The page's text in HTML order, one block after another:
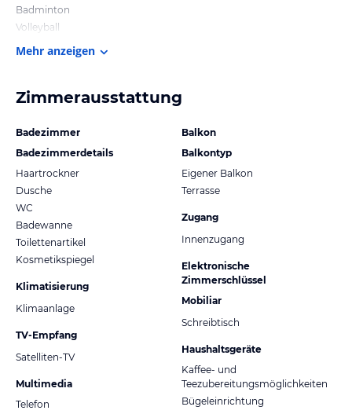
Badminton
Volleyball
Mehr anzeigen
Zimmerausstattung
Badezimmer
Badezimmerdetails
Haartrockner
Dusche
WC
Badewanne
Toilettenartikel
Kosmetikspiegel
Klimatisierung
Klimaanlage
TV-Empfang
Satelliten-TV
Multimedia
Telefon
Balkon
Balkontyp
Eigener Balkon
Terrasse
Zugang
Innenzugang
Elektronische
Zimmerschlüssel
Mobiliar
Schreibtisch
Haushaltsgeräte
Kaffee- und
Teezubereitungsmöglichkeiten
Bügeleinrichtung